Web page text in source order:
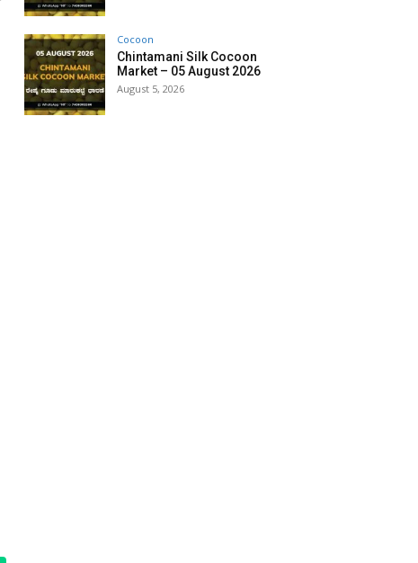
Cocoon
Chintamani Silk Cocoon
Market – 05 August 2026
August 5, 2026